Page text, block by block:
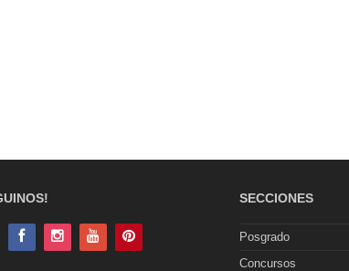
SECCIONES
Posgrado
Concursos